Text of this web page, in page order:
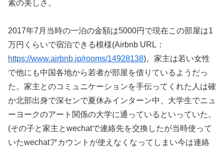
素の美しさ。
2017年7月当時の一泊の金額は5000円で現在この部屋は1
万円くらいで宿泊できる模様(Airbnb URL：
https://www.airbnb.jp/rooms/14928138)。家主は若い女性
で他にも中国各地から若者が部屋を借りているようだっ
た。家主とのコミュニケーションを手伝ってくれた人は確
か北部出身で深センで夏休みインターン中、大学生でニュ
ーヨークのアート関係の大学に通っているといっていた。
(その子と家主とwechatで連絡先を交換したが当時使って
いたwechatアカウントが使えなくなってしまい今は連絡